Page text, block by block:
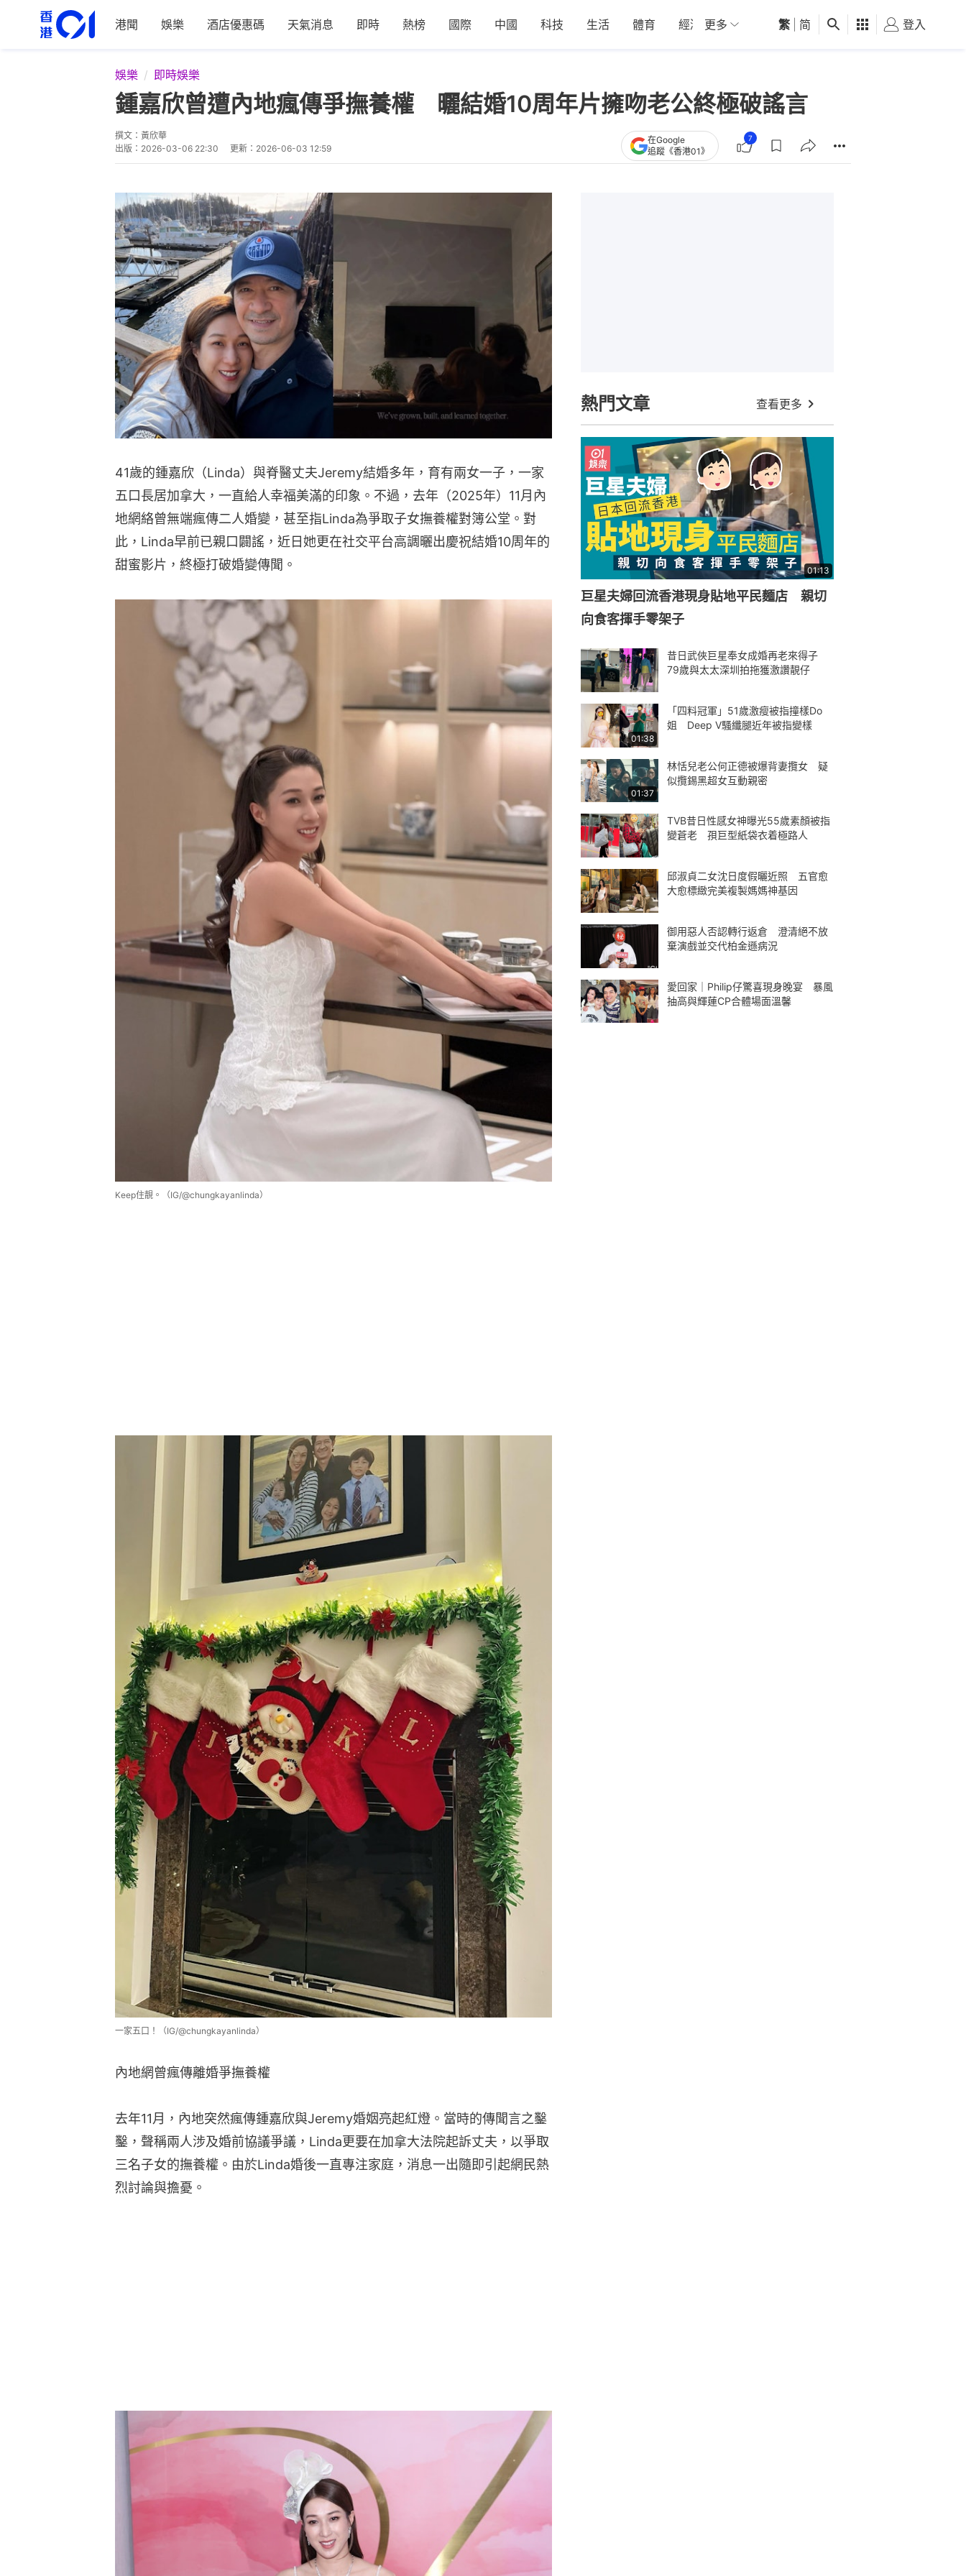
港聞 娛樂 酒店優惠碼 天氣消息 即時 熱榜 國際 中國 科技 生活 體育 經濟 01深圳 觀點 健康 好食玩飛
更多 繁 简 登入
娛樂 即時娛樂
鍾嘉欣曾遭內地瘋傳爭撫養權 曬結婚10周年片擁吻老公終極破謠言
撰文： 黃欣華
出版： 2026-03-06 22:30 更新： 2026-06-03 12:59
在Google
追蹤《香港01》
7
41歲的鍾嘉欣（Linda）與脊醫丈夫Jeremy結婚多年，育有兩女一子，一家
五口長居加拿大，一直給人幸福美滿的印象。不過，去年（2025年）11月內
地網絡曾無端瘋傳二人婚變，甚至指Linda為爭取子女撫養權對簿公堂。對
此，Linda早前已親口闢謠，近日她更在社交平台高調曬出慶祝結婚10周年的
甜蜜影片，終極打破婚變傳聞。
Keep住靚。（IG/@chungkayanlinda）
一家五口！（IG/@chungkayanlinda）
內地網曾瘋傳離婚爭撫養權
去年11月，內地突然瘋傳鍾嘉欣與Jeremy婚姻亮起紅燈。當時的傳聞言之鑿
鑿，聲稱兩人涉及婚前協議爭議，Linda更要在加拿大法院起訴丈夫，以爭取
三名子女的撫養權。由於Linda婚後一直專注家庭，消息一出隨即引起網民熱
烈討論與擔憂。
熱門文章 查看更多
01:13
巨星夫婦回流香港現身貼地平民麵店 親切
向食客揮手零架子
昔日武俠巨星奉女成婚再老來得子
79歲與太太深圳拍拖獲激讚靚仔
01:38
「四料冠軍」51歲激瘦被指撞樣Do
姐 Deep V騷纖腿近年被指變樣
01:37
林恬兒老公何正德被爆背妻攬女 疑
似攬錫黑超女互動親密
TVB昔日性感女神曝光55歲素顏被指
變蒼老 孭巨型紙袋衣着極路人
邱淑貞二女沈日度假曬近照 五官愈
大愈標緻完美複製媽媽神基因
御用惡人否認轉行返倉 澄清絕不放
棄演戲並交代柏金遜病況
愛回家｜Philip仔驚喜現身晚宴 暴風
抽高與輝蓮CP合體場面溫馨